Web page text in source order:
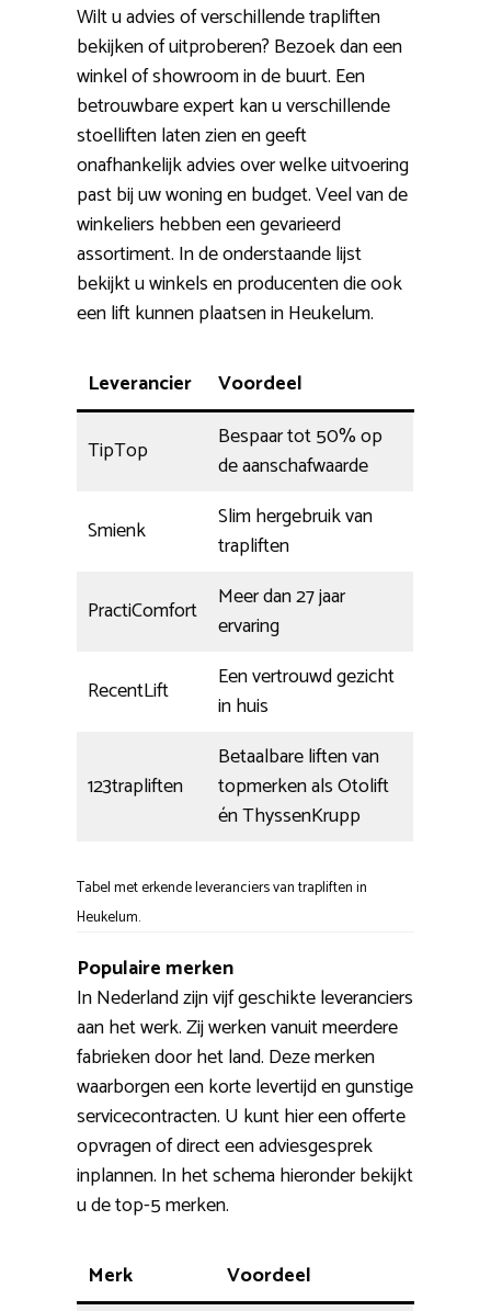
Wilt u advies of verschillende trapliften
bekijken of uitproberen? Bezoek dan een
winkel of showroom in de buurt. Een
betrouwbare expert kan u verschillende
stoelliften laten zien en geeft
onafhankelijk advies over welke uitvoering
past bij uw woning en budget. Veel van de
winkeliers hebben een gevarieerd
assortiment. In de onderstaande lijst
bekijkt u winkels en producenten die ook
een lift kunnen plaatsen in Heukelum.
Leverancier Voordeel
TipTop
Bespaar tot 50% op
de aanschafwaarde
Smienk
Slim hergebruik van
trapliften
PractiComfort
Meer dan 27 jaar
ervaring
RecentLift
Een vertrouwd gezicht
in huis
123trapliften
Betaalbare liften van
topmerken als Otolift
én ThyssenKrupp
Tabel met erkende leveranciers van trapliften in
Heukelum.
Populaire merken
In Nederland zijn vijf geschikte leveranciers
aan het werk. Zij werken vanuit meerdere
fabrieken door het land. Deze merken
waarborgen een korte levertijd en gunstige
servicecontracten. U kunt hier een offerte
opvragen of direct een adviesgesprek
inplannen. In het schema hieronder bekijkt
u de top-5 merken.
Merk Voordeel